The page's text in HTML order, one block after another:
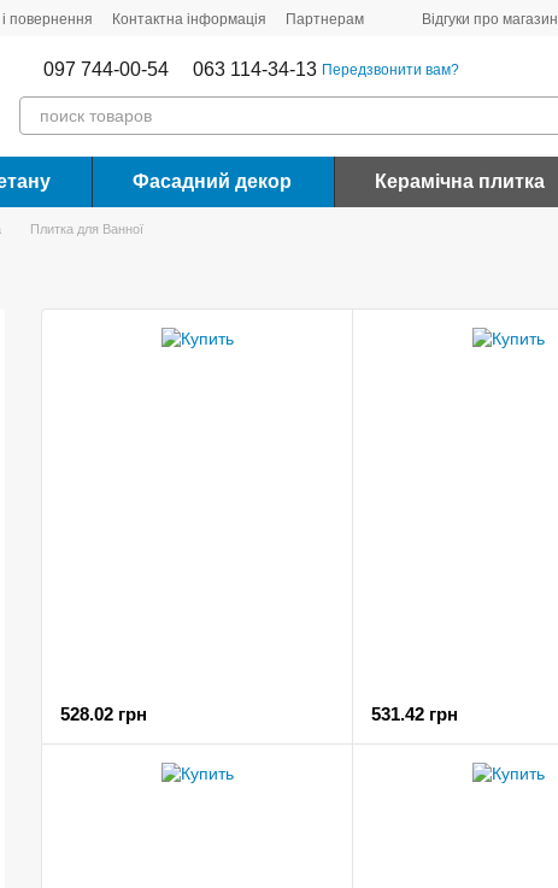
повернення Контактна інформація Партнерам Відгуки про магазин
097 744-00-54 063 114-34-13 Передзвонити вам?
Фасадний декор Керамічна плитка
Плитка для Ванної
528.02 грн 531.42 грн